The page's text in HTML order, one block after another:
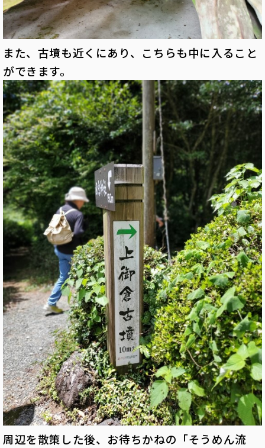
また、古墳も近くにあり、こちらも中に入ること
ができます。
周辺を散策した後、お待ちかねの「そうめん流